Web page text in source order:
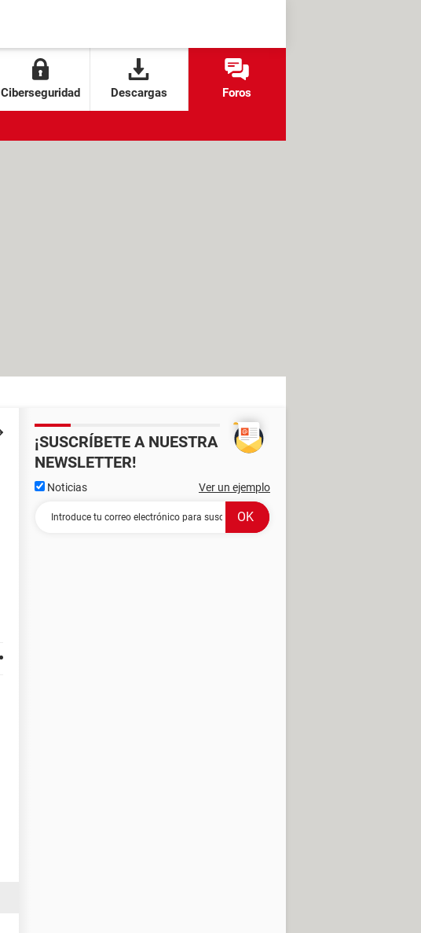
Ciberseguridad Descargas Foros
¡SUSCRÍBETE A NUESTRA
NEWSLETTER!
Noticias Ver un ejemplo